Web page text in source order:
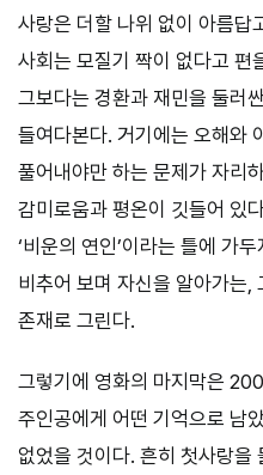
사랑은 더할 나위 없이 아름답
사회는 모질기 짝이 없다고 편
그보다는 경환과 재민을 둘러
들여다본다. 거기에는 오해와
풀어내야만 하는 문제가 자리
감미로움과 평온이 깃들어 있
‘비운의 연인’이라는 틀에 가
비추어 보며 자신을 알아가는,
존재로 그린다.
그렇기에 영화의 마지막은
주인공에게 어떤 기억으로 남
없었을 것이다. 흔히 첫사랑을